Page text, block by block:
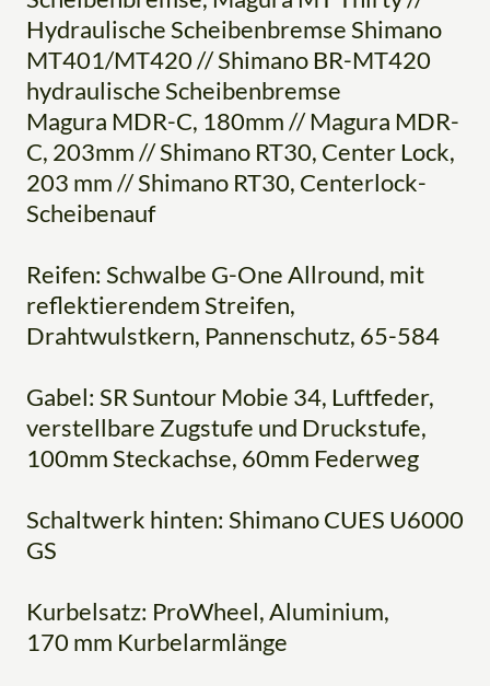
Hydraulische Scheibenbremse Shimano
MT401/MT420 // Shimano BR-MT420
hydraulische Scheibenbremse
Magura MDR-C, 180mm // Magura MDR-
C, 203mm // Shimano RT30, Center Lock,
203 mm // Shimano RT30, Centerlock-
Scheibenauf
Reifen: Schwalbe G-One Allround, mit
reflektierendem Streifen,
Drahtwulstkern, Pannenschutz, 65-584
Gabel: SR Suntour Mobie 34, Luftfeder,
verstellbare Zugstufe und Druckstufe,
100mm Steckachse, 60mm Federweg
Schaltwerk hinten: Shimano CUES U6000
GS
Kurbelsatz: ProWheel, Aluminium,
170 mm Kurbelarmlänge